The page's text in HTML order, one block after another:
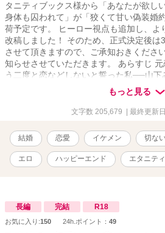
タニティブックス様から「あなたが欲し
身体も囚われて」が「狡くて甘い偽装婚
荷予定です。 ヒーロー視点も追加し、よ
改稿しました！ そのため、正式決定後は
させて頂きますので、ご承知おきくださ
知らせさせていただきます。 あらすじ
う二度と恋などしないと誓った私──山下
もちろん恋人も友達もゼロ。 趣味といっ
画、一人飲み。 しかし、病気の祖父の頼
を着ることに。 恋人を連れて来いって
婚相手探してるの？ 実は俺もなんだ」
みたいにかっこいい男性は、私に都合の
けてきた！ 私は二度と恋はしない。 も
あなたの話に乗ることにする。 もう長く
リスタ、ムーン、ベリーズカフェに投稿
幅に加筆修正したものになります。話の
ん。
もっと見る
文字数 205,679 | 最終更新
結婚 恋愛 イケメン 切な
エロ ハッピーエンド エタニティ
長編 完結 R18
お気に入り:150 24h.ポイント： 49